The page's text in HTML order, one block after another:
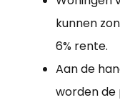
kunnen
6% rente.
Aan de
worden de